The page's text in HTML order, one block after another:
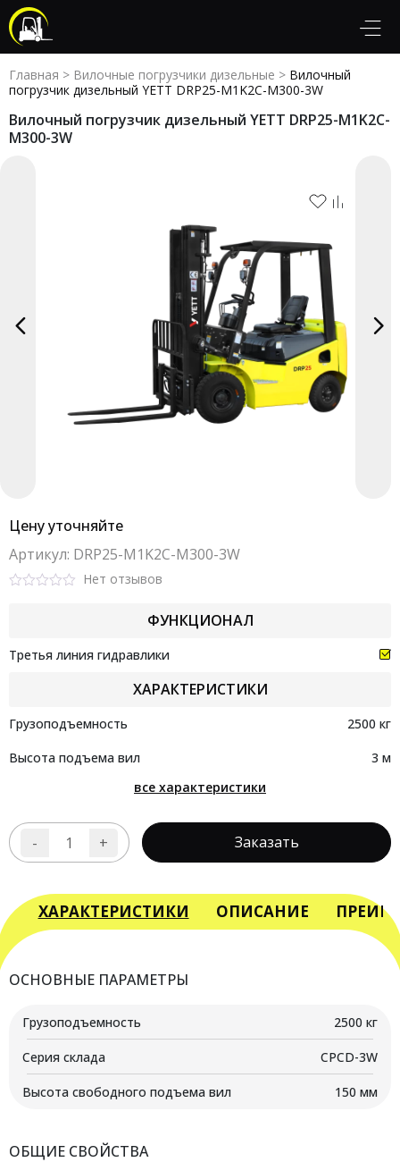
Главная > Вилочные погрузчики дизельные > Вилочный
погрузчик дизельный YETT DRP25-M1K2C-M300-3W
Вилочный погрузчик дизельный YETT DRP25-M1K2C-
M300-3W
Цену уточняйте
Aртикул: DRP25-M1K2C-M300-3W
5
Нет отзывов
ФУНКЦИОНАЛ
Третья линия гидравлики
ХАРАКТЕРИСТИКИ
Грузоподъемность
2500 кг
Высота подъема вил
3 м
все характеристики
-
Количество
Вилочный
погрузчик
дизельный
M1K2C-
3W
+ Заказать
ХАРАКТЕРИСТИКИ ОПИСАНИЕ
ОСНОВНЫЕ ПАРАМЕТРЫ
Грузоподъемность 2500 кг
Серия склада CPCD-3W
Высота свободного подъема вил 150 мм
ОБЩИЕ СВОЙСТВА